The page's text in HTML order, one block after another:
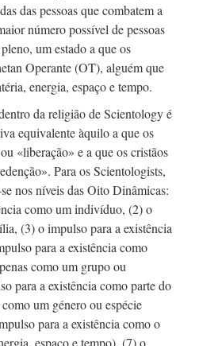
das pessoas que combatem a
número possível de pessoas
um estado a que os
Operante (OT), alguém que
energia, espaço e tempo.
da religião de Scientology é
equivalente àquilo a que os
ou «liberação» e a que os cristãos
Para os Scientologists,
nos níveis das Oito Dinâmicas:
como um indivíduo, (2) o
(3) o impulso para a existência
para a existência como
como um grupo ou
para a existência como parte do
um género ou espécie
para a existência como o
espaço e tempo), (7) o